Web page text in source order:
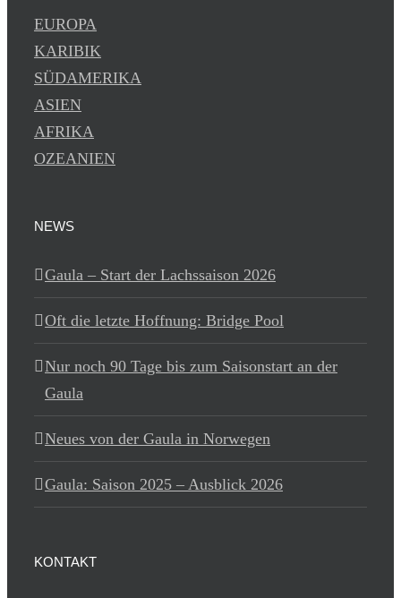
EUROPA
KARIBIK
SÜDAMERIKA
ASIEN
AFRIKA
OZEANIEN
NEWS
Gaula – Start der Lachssaison 2026
Oft die letzte Hoffnung: Bridge Pool
Nur noch 90 Tage bis zum Saisonstart an der
Gaula
Neues von der Gaula in Norwegen
Gaula: Saison 2025 – Ausblick 2026
KONTAKT